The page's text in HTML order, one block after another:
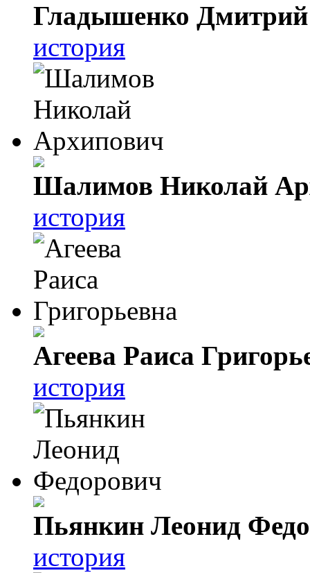
Гладышенко
история
Шалимов Николай
история
Агеева Раиса
история
Пьянкин Леонид
история